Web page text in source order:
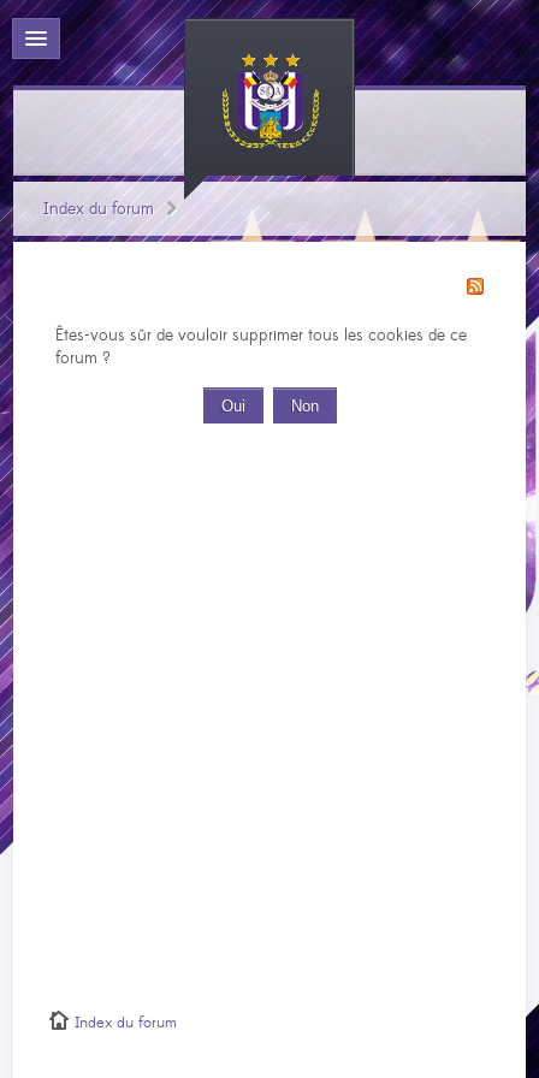
Index du forum
Êtes-vous sûr de vouloir supprimer tous les cookies de ce
forum ?
Index du forum